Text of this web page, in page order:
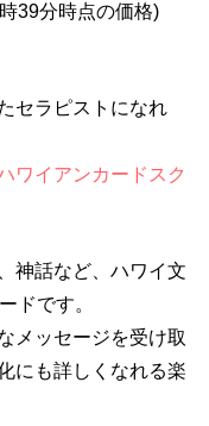
39分時点の価格)
セラピストになれ
ワイアンカードスク
神話など、ハワイ文
ドです。
メッセージを受け取
にも詳しくなれる楽